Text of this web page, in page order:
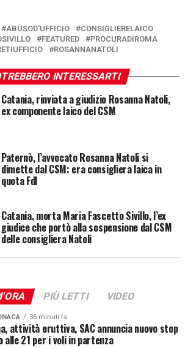
ABUSOD'UFFICIO
CONSIGLIERELAICO
FEATURED
PROCURADIROMA
ROSANNANATOLI
INTERESSARTI
Catania, rinviata a giudizio Rosanna Natoli,
ex componente laico del CSM
Paternò, l’avvocato Rosanna Natoli si
dimette dal CSM: era consigliera laica in
quota FdI
Catania, morta Maria Fascetto Sivillo, l’ex
giudice che portò alla sospensione dal CSM
delle consigliera Natoli
PIÙ LETTI VIDEO
36 minuti fa
attività eruttiva, SAC annuncia nuovo stop
alle 21 per i voli in partenza